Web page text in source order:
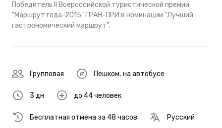
Победитель II Всероссийской туристической премии
"Маршрут года-2015" ГРАН-ПРИ в номинации "Лучший
гастрономический маршрут".
Групповая Пешком, на автобусе
3 дн до 44 человек
Бесплатная отмена за 48 часов Русский